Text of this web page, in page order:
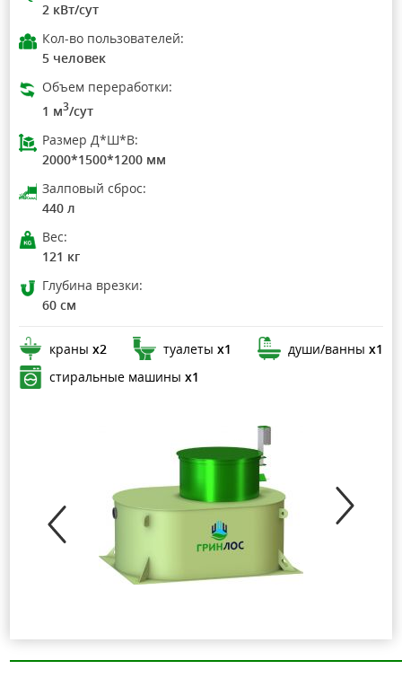
2 кВт/сут
Кол-во пользователей:
5 человек
Объем переработки:
1 м3/сут
Размер Д*Ш*В:
2000*1500*1200 мм
Залповый сброс:
440 л
Вес:
121 кг
Глубина врезки:
60 см
краны х2 туалеты х1 души/ванны х1
стиральные машины х1